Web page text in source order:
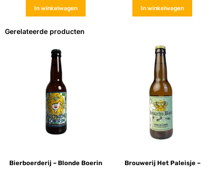
In winkelwagen In winkelwagen
Gerelateerde producten
Bierboerderij – Blonde Boerin
Brouwerij Het Paleisje –